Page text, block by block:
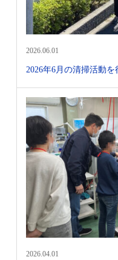
2026.06.01
2026年6月の清掃活動を
2026.04.01